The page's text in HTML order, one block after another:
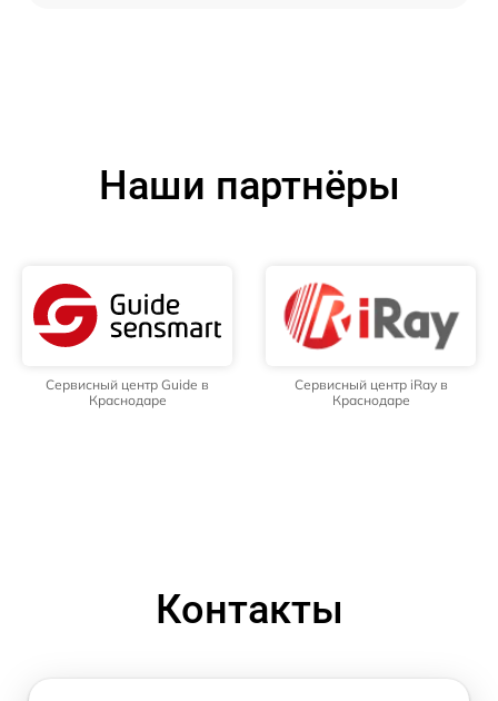
Наши партнёры
Сервисный центр Guide в
Краснодаре
Сервисный центр iRay в
Краснодаре
Контакты